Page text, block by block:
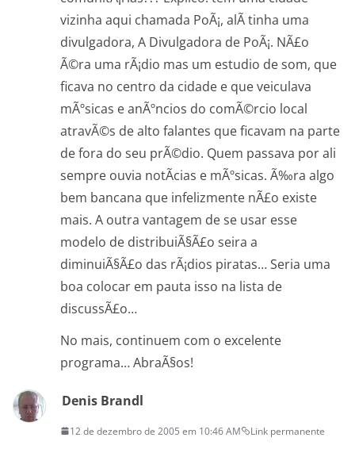
vizinha aqui chamada PoÃ¡, alÃ­ tinha uma
divulgadora, A Divulgadora de PoÃ¡. NÃ£o
Ã©ra uma rÃ¡dio mas um estudio de som, que
ficava no centro da cidade e que veiculava
mÃºsicas e anÃºncios do comÃ©rcio local
atravÃ©s de alto falantes que ficavam na parte
de fora do seu prÃ©dio. Quem passava por ali
sempre ouvia notÃ­cias e mÃºsicas. Ã‰ra algo
bem bancana que infelizmente nÃ£o existe
mais. A outra vantagem de se usar esse
modelo de distribuiÃ§Ã£o seira a
diminuiÃ§Ã£o das rÃ¡dios piratas… Seria uma
boa colocar em pauta isso na lista de
discussÃ£o…
No mais, continuem com o excelente
programa… AbraÃ§os!
Denis Brandl
12 de dezembro de 2005 em 10:46 AM Link permanente